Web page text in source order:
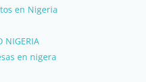
en Nigeria
NIGERIA
en nigera